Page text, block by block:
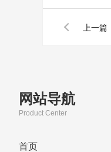
上一篇
网站导航
Product Center
首页